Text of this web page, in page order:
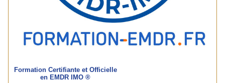
Formation Certifiante et Officielle
en EMDR IMO ®